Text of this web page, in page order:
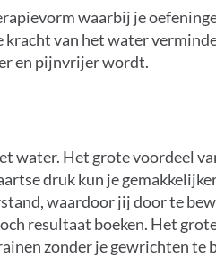
waarbij je
van het water
en pijnvrijer wordt.
water. Het grote voordeel
druk kun je
waardoor jij door te
resultaat boeken. Het
zonder je gewrichten te